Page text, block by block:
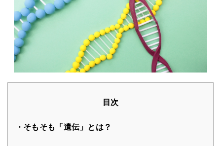
目次
そもそも「遺伝」とは？